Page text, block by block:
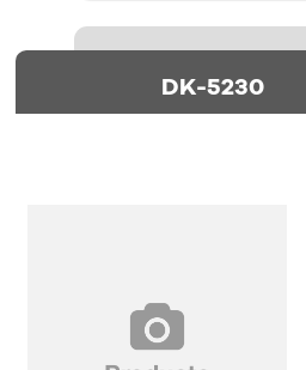
DK-5230